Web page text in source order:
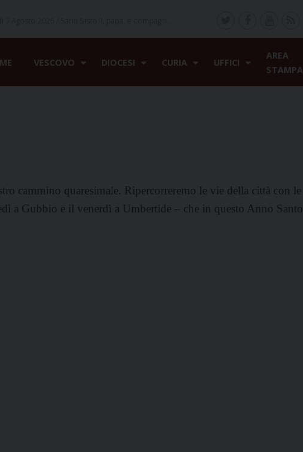
VESCOVO DIOCESI CURIA UFFICI
AREA
STAMPA
cammino quaresimale. Ripercorreremo le vie della città con le
a Gubbio e il venerdì a Umbertide – che in questo Anno Santo